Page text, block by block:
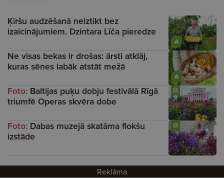
A
Ķiršu audzēšanā neiztikt bez
izaicinājumiem. Dzintara Līča pieredze
A
Ne visas bekas ir drošas: ārsti atklāj,
kuras sēnes labāk atstāt mežā
Foto: Baltijas puķu dobju festivālā Rīgā
triumfē Operas skvēra dobe
Foto: Dabas muzejā skatāma flokšu
izstāde
Reklāma